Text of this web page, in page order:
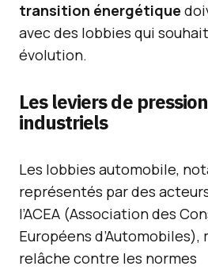
transition énergétique
avec des lobbies qui
évolution.
Les leviers de
industriels
Les lobbies automobile,
représentés par des
l’ACEA (Association des
Européens
relâche contre les normes